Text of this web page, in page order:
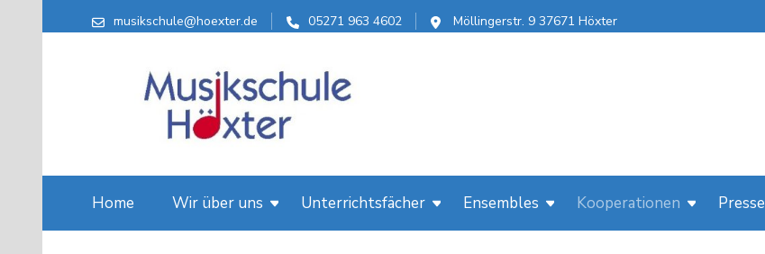
musikschule@hoexter.de 05271 963 4602 Möllingerstr. 9 37671 Höxter
Musikschule Höxter
Home Wir über uns Unterrichtsfächer Ensembles Kooperationen Presse